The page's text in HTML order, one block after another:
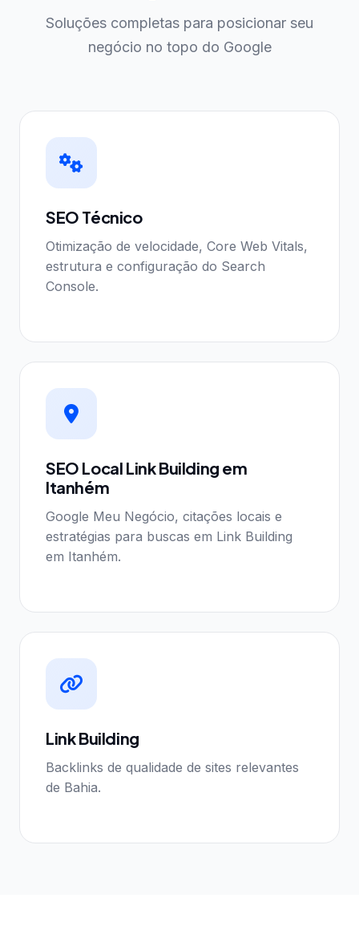
Soluções completas para posicionar seu
negócio no topo do Google
SEO Técnico
Otimização de velocidade, Core Web Vitals,
estrutura e configuração do Search
Console.
SEO Local Link Building em
Itanhém
Google Meu Negócio, citações locais e
estratégias para buscas em Link Building
em Itanhém.
Link Building
Backlinks de qualidade de sites relevantes
de Bahia.